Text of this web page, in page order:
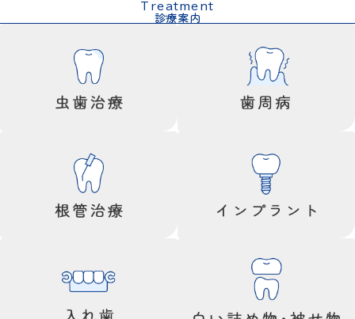
Treatment
診療案内